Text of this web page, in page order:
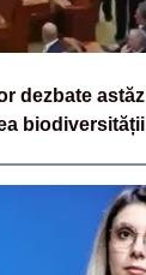
dezbate
biodiversității